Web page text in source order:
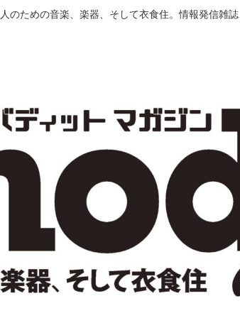
のための音楽、楽器、そして衣食住。情報発信雑